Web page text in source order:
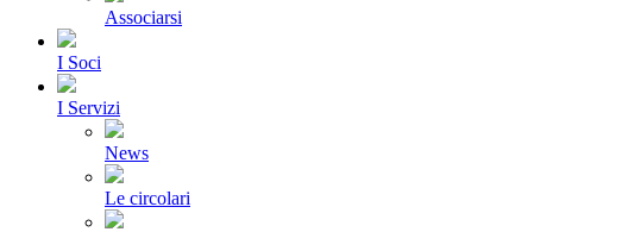
Associarsi
I Soci
I Servizi
News
Le circolari